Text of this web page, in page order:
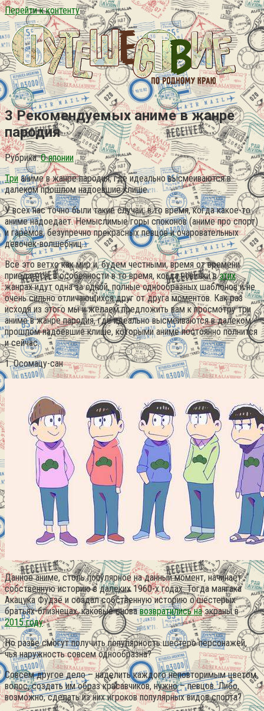
Перейти к контенту
3 Рекомендуемых аниме в жанре
пародия
Рубрика: О японии
Трианиме в жанре пародия, где идеально высмеиваются в
далеком прошлом надоевшие клише.
У всех нас точно были такие случаи, в то время, когда какое-то
аниме надоедает. Немыслимые горы споконов (аниме про спорт)
и гаремов, безупречно прекрасных певцов и очаровательных
девочек-волшебниц…
Всё это ветхо как мир и, будем честными, время от времени
приедается, в особенности в то время, когда новинки вэтих
жанрах идут одна за одной, полные однообразных шаблонов и не
очень сильно отличающихся друг от друга моментов. Как раз
исходя из этого мы и желаем предложить вам к просмотру три
аниме в жанре пародия, где идеально высмеиваются в далеком
прошлом надоевшие клише, которыми аниме постоянно полнится
и сейчас.
1. Осомацу-сан
Данное аниме, столь популярное на данный момент, начинает
собственную историю в далёких 1960-х годах. Тогда мангака
Акацука Фудзё и создал собственную историю о шестерых
братьях-близнецах, каковые сновавозвратились наэкраны в
2015 году.
Но разве смогут получить популярность шестеро персонажей,
чья наружность совсем однообразна?
Совсем другое дело – наделить каждого неповторимым цветом
волос, создать им образ красавчиков, нужно – певцов. Либо,
возможно, сделать из них игроков популярных видов спорта?